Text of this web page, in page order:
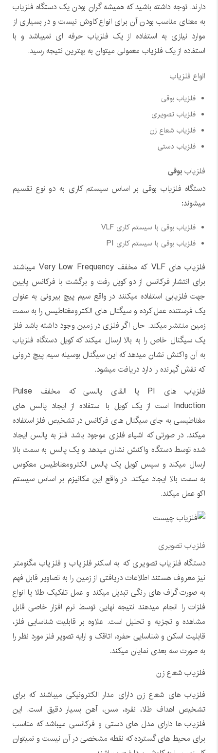
دارند. توجه داشته باشید که همیشه گران بودن یک دستگاه فلزیاب
به معنای مناسب بودن آن برای انواع کاوش نیست و در بسیاری از
موارد نیازی به استفاده از یک فلزیاب حرفه ای نمیباشد و با
استفاده از یک فلزیاب معمولی میتوان به بهترین نتیجه رسید.
انواع فلزیاب
فلزیاب بوقی
فلزیاب تصویری
فلزیاب شعاع زن
فلزیاب دستی
فلزیاببوقی
دستگاه فلزیاب بوقی بر اساس سیستم کاری به دو نوع تقسیم
میشوند:
فلزیاب بوقی با سیستم کاری VLF
فلزیاب بوقی با سیستم کاری PI
فلزیاب های VLF که مخفف Very Low Frequency میباشند
برای انتشار فرکانس از دو کویل رفت و برگشت با فرکانس پایین
جهت فلزیابی استفاده میکنند در واقع سیم پیچ بیرونی به عنوان
یک فرستنده عمل کرده و سیگنال های الکترومغناطیس را به سمت
زمین منتشر میکند. حال اگر فلزی در زمین وجود داشته باشد فلز
یک سیگنال خاص را به بالا ارسال میکند که کویل دستگاه فلزیاب
به آن واکنش نشان میدهد که این سیگنال بوسیله سیم پیچ درونی
که نقش گیرنده را دارد دریافت میشود.
فلزیاب های PI یا القای پالسی که مخفف Pulse
Induction است از یک کویل با استفاده از ایجاد پالس های
مغناطیسی به جای سیگنال های فرکانس در تشخیص فلز استفاده
میکند. در صورتی که اشیاء فلزی موجود باشد فلز به پالس ایجاد
شده توسط دستگاه واکنش نشان میدهد و یک پالس به سمت بالا
ارسال میکند و سپس کویل یک پالس الکترومغناطیس معکوس
به سمت بالا ایجاد میکند. در واقع این مکانیزم بر اساس سیستم
اکو عمل میکند.
فلزیاب تصویری
دستگاه فلزیاب تصویری که به اسکنر فلزیاب و فلزیاب مگنومتر
نیز معروف هستند اطلاعات دریافتی از زمین را به تصاویر قابل فهم
به صورت گراف های رنگی تبدیل میکند و عمل تفکیک طلا یا انواع
فلزات را انجام میدهند نتیجه نهایی توسط نرم افزار خاصی قابل
مشاهده و تجزیه و تحلیل است. علاوه بر قابلیت شناسایی فلز،
قابلیت اسکن و شناسایی حفره، اتاقک و ارایه تصویر فلز مورد نظر را
به صورت سه بعدی نمایان میکند.
فلزیاب شعاع زن
فلزیاب های شعاع زن دارای مدار الکترونیکی میباشند که برای
تشخیص اهداف طلا، نقره، مس، آهن بسیار دقیق است. این
فلزیاب ها دارای مدل های دستی و فرکانسی میباشد که مناسب
برای محیط های گسترده که نقطه مشخصی در آن نیست و نمیتوان